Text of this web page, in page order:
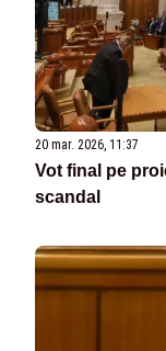
20 mar. 2026, 11:37
Vot final pe
scandal